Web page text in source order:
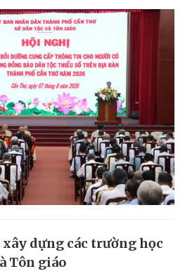
dựng các trường học
Tôn giáo